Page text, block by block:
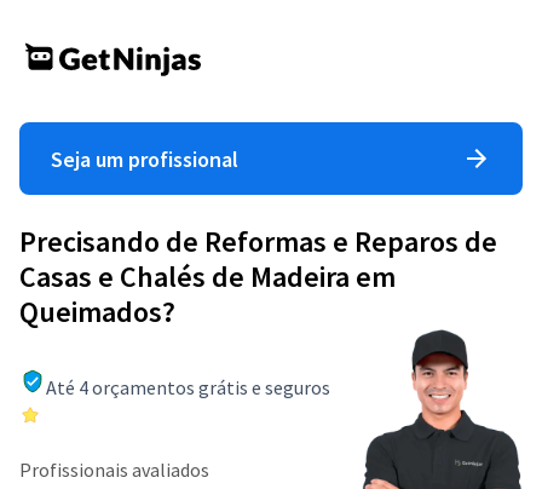
Seja um profissional
Precisando de Reformas e Reparos de
Casas e Chalés de Madeira em
Queimados?
Até 4 orçamentos grátis e seguros
Profissionais avaliados